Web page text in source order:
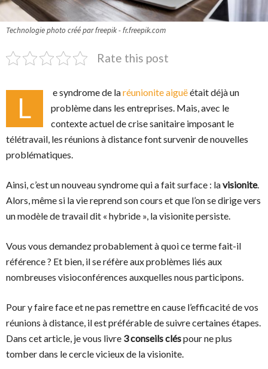
Technologie photo créé par freepik - fr.freepik.com
Rate this post
L e syndrome de laréunionite aiguëétait déjà un
problème dans les entreprises. Mais, avec le
contexte actuel de crise sanitaire imposant le
télétravail, les réunions à distance font survenir de nouvelles
problématiques.
Ainsi, c’est un nouveau syndrome qui a fait surface : lavisionite.
Alors, même si la vie reprend son cours et que l’on se dirige vers
un modèle de travail dit « hybride », la visionite persiste.
Vous vous demandez probablement à quoi ce terme fait-il
référence ? Et bien, il se réfère aux problèmes liés aux
nombreuses visioconférences auxquelles nous participons.
Pour y faire face et ne pas remettre en cause l’efficacité de vos
réunions à distance, il est préférable de suivre certaines étapes.
Dans cet article, je vous livre 3 conseils cléspour ne plus
tomber dans le cercle vicieux de la visionite.